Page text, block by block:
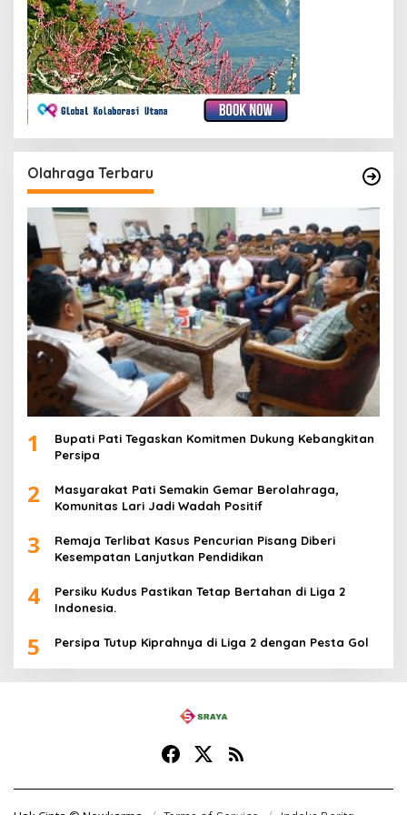
Olahraga Terbaru
1
Bupati Pati Tegaskan Komitmen Dukung Kebangkitan
Persipa
2
Masyarakat Pati Semakin Gemar Berolahraga,
Komunitas Lari Jadi Wadah Positif
3
Remaja Terlibat Kasus Pencurian Pisang Diberi
Kesempatan Lanjutkan Pendidikan
4
Persiku Kudus Pastikan Tetap Bertahan di Liga 2
Indonesia.
5 Persipa Tutup Kiprahnya di Liga 2 dengan Pesta Gol